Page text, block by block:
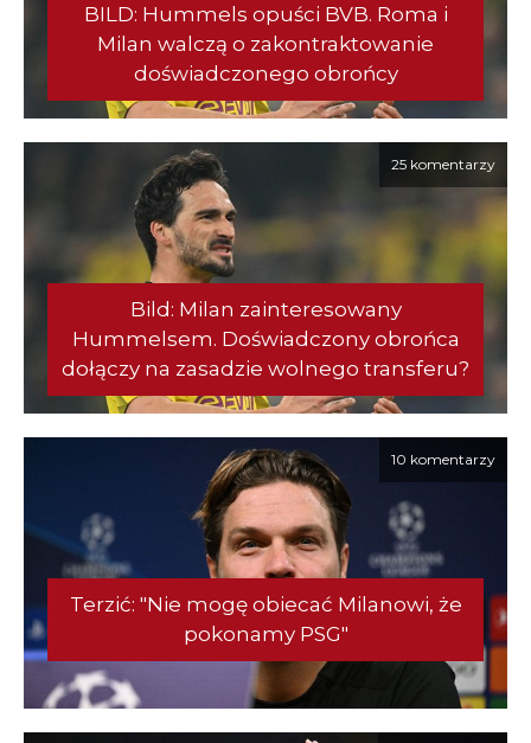
BILD: Hummels opuści BVB. Roma i
Milan walczą o zakontraktowanie
doświadczonego obrońcy
25 komentarzy
Bild: Milan zainteresowany
Hummelsem. Doświadczony obrońca
dołączy na zasadzie wolnego transferu?
10 komentarzy
Terzić: "Nie mogę obiecać Milanowi, że
pokonamy PSG"